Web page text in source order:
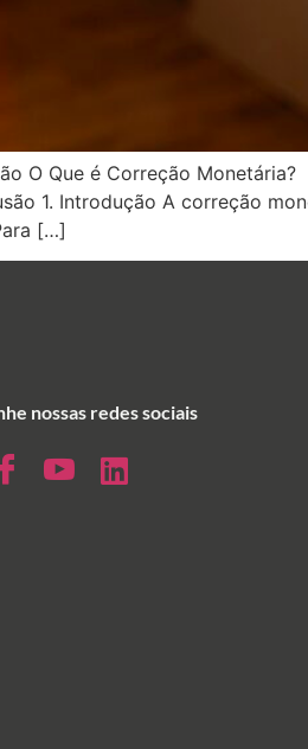
O Que é Correção Monetária?
1. Introdução A correção
[…]
nossas redes sociais